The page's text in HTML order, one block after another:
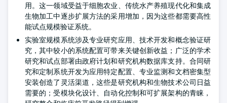
用。这一领域受益于细胞农业、传统水产养殖现代化和集成
生物加工中逐步扩展方法的采用增加，因为这些都需要高性
能试点规模验证系统。
实验室规模系统涉及专业研究应用、技术开发和概念验证研
究，其中较小的系统配置可带来关键创新收益；广泛的学术
研究和试点部署由政府计划和研究机构数据库支持。合同研
究和定制系统开发为应用特定配置、专业监测和文档密集型
安装创造了灵活渠道，这些是研究机构和生物技术公司日益
需要的；受模块化设计、自动化控制和可扩展架构的青睐，